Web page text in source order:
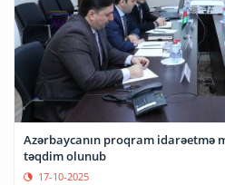
Azərbaycanın proqram idarəetmə
təqdim olunub
17-10-2025